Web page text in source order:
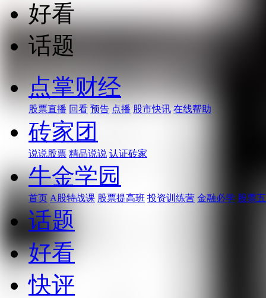
好看
话题
点掌财经
股票直播 回看 预告 点播 股市快讯 在线帮助
砖家团
说说股票 精品说说 认证砖家
牛金学园
首页 A股特战课 股票提高班 投资训练营 金融必学 股票
话题
好看
快评